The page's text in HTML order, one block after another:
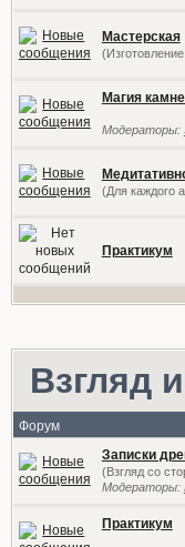
Мастерская
Магия
Модераторы:
(Для каждого
Практикум
Взгляд
Форум
Записки
(Взгляд со
Модераторы:
Практикум